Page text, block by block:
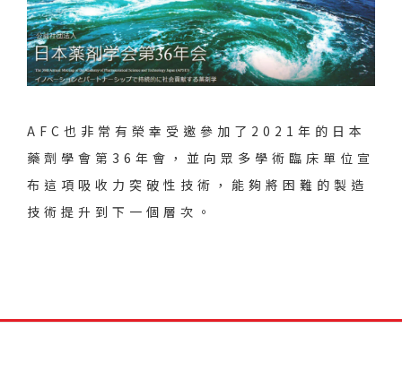
AFC也非常有榮幸受邀參加了2021年的日本
藥劑學會第36年會，並向眾多學術臨床單位宣
布這項吸收力突破性技術，能夠將困難的製造
技術提升到下一個層次。